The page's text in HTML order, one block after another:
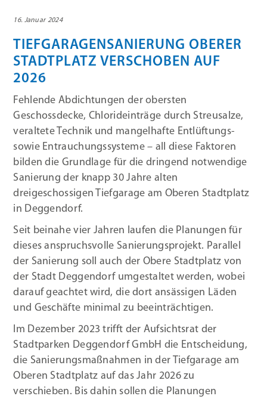
16. Januar 2024
TIEFGARAGENSANIERUNG OBERER
STADTPLATZ VERSCHOBEN AUF
2026
Fehlende Abdichtungen der obersten
Geschossdecke, Chlorideinträge durch Streusalze,
veraltete Technik und mangelhafte Entlüftungs-
sowie Entrauchungssysteme – all diese Faktoren
bilden die Grundlage für die dringend notwendige
Sanierung der knapp 30 Jahre alten
dreigeschossigen Tiefgarage am Oberen Stadtplatz
in Deggendorf.
Seit beinahe vier Jahren laufen die Planungen für
dieses anspruchsvolle Sanierungsprojekt. Parallel
der Sanierung soll auch der Obere Stadtplatz von
der Stadt Deggendorf umgestaltet werden, wobei
darauf geachtet wird, die dort ansässigen Läden
und Geschäfte minimal zu beeinträchtigen.
Im Dezember 2023 trifft der Aufsichtsrat der
Stadtparken Deggendorf GmbH die Entscheidung,
die Sanierungsmaßnahmen in der Tiefgarage am
Oberen Stadtplatz auf das Jahr 2026 zu
verschieben. Bis dahin sollen die Planungen